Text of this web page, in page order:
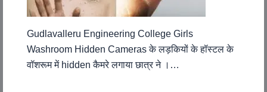
Gudlavalleru Engineering College Girls
Washroom Hidden Cameras के लड़कियों के हॉस्टल के
वॉशरूम में hidden कैमरे लगाया छात्र ने ।…